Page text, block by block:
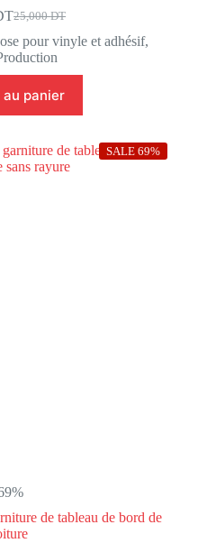
25,000DT
Le
prix
initial
était :
25,000 DT.
Le
prix
actuel
est :
12,500 DT.
pour vinyle et adhésif,
panier
de tableau de bord de
SALE 69%